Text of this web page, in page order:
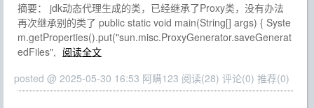
摘要： jdk动态代理生成的类，已经继承了Proxy类，没有办法
再次继承别的类了 public static void main(String[] args) { Syste
m.getProperties().put("sun.misc.ProxyGenerator.saveGenerat
edFiles", 阅读全文
posted @ 2025-05-30 16:53 阿瞒123 阅读(28) 评论(0) 推荐(0)